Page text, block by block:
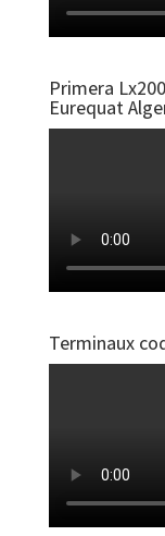
Primera
Eurequat
Terminaux